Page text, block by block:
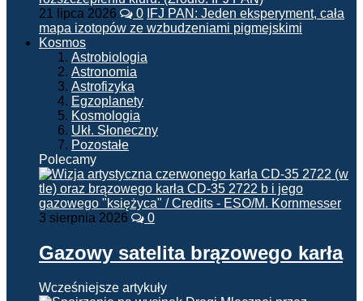
21 lipca 2026 0 IFJ PAN: Jeden eksperyment, cała
mapa izotopów ze wzbudzeniami pigmejskimi
Kosmos
Astrobiologia
Astronomia
Astrofizyka
Egzoplanety
Kosmologia
Ukł. Słoneczny
Pozostałe
Polecamy
3 sierpnia 2026 0
Gazowy satelita brązowego karła
Wcześniejsze artykuły